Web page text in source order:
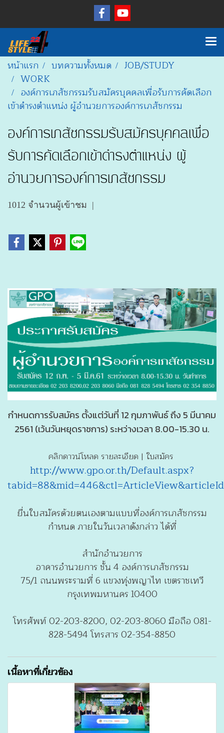
หน้าแรก บทความทั้งหมด
JOB/STUDY
WORK
องค์การเภสัชกรรมรับสมัครบุคคลเพื่อรับการคัดเลือก
เข้าดำรงตำแหน่ง ผู้อำนวยการองค์การเภสัชกรรม
องค์การเภสัชกรรมรับสมัครบุคคลเพื่อ
รับการคัดเลือกเข้าดำรงตำแหน่ง ผู้
อำนวยการองค์การเภสัชกรรม
1012 จำนวนผู้เข้าชม |
กำหนดการรับสมัคร ตั้งแต่วันที่ 12 กุมภาพันธ์ ถึง 5 มีนาคม
2561 (เว้นวันหยุดราชการ) ระหว่างเวลา 8.00-15.30 น.
คลิกดาวน์โหลด รายละเอียด | ใบสมัคร
http://www.gpo.or.th/Default.aspx?
ยื่นใบสมัครด้วยตนเองตามแบบที่องค์การเภสัชกรรม
กำหนด ภายในวันเวลาดังกล่าว ได้ที่
สำนักอำนวยการ
อาคารอำนวยการ ชั้น 4 องค์การเภสัชกรรม
75/1 ถนนพระรามที่ 6 แขวงทุ่งพญาไท เขตราชเทวี
กรุงเทพมหานคร 10400
โทรศัพท์ 02-203-8200, 02-203-8060 มือถือ 081-
828-5494 โทรสาร 02-354-8850
เนื้อหาที่เกี่ยวข้อง